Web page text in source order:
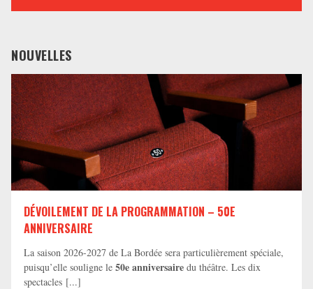
NOUVELLES
DÉVOILEMENT DE LA PROGRAMMATION – 50E
ANNIVERSAIRE
La saison 2026-2027 de La Bordée sera particulièrement spéciale,
puisqu’elle souligne le 50e anniversaire du théâtre. Les dix
spectacles [...]